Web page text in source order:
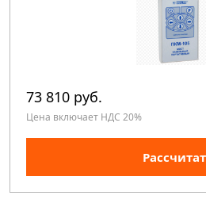
73 810 руб.
Цена включает НДС 20%